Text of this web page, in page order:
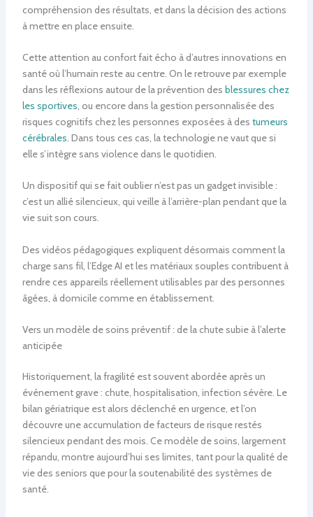
compréhension des résultats, et dans la décision des actions
à mettre en place ensuite.
Cette attention au confort fait écho à d’autres innovations en
santé où l’humain reste au centre. On le retrouve par exemple
dans les réflexions autour de la prévention des blessures chez
les sportives, ou encore dans la gestion personnalisée des
risques cognitifs chez les personnes exposées à des tumeurs
cérébrales. Dans tous ces cas, la technologie ne vaut que si
elle s’intègre sans violence dans le quotidien.
Un dispositif qui se fait oublier n’est pas un gadget invisible :
c’est un allié silencieux, qui veille à l’arrière-plan pendant que la
vie suit son cours.
Des vidéos pédagogiques expliquent désormais comment la
charge sans fil, l’Edge AI et les matériaux souples contribuent à
rendre ces appareils réellement utilisables par des personnes
âgées, à domicile comme en établissement.
Vers un modèle de soins préventif : de la chute subie à l’alerte
anticipée
Historiquement, la fragilité est souvent abordée après un
événement grave : chute, hospitalisation, infection sévère. Le
bilan gériatrique est alors déclenché en urgence, et l’on
découvre une accumulation de facteurs de risque restés
silencieux pendant des mois. Ce modèle de soins, largement
répandu, montre aujourd’hui ses limites, tant pour la qualité de
vie des seniors que pour la soutenabilité des systèmes de
santé.